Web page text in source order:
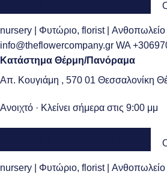
nursery | Φυτώριο, florist | Ανθοπωλείο
info@theflowercompany.gr WA
Κατάστημα Θέρμη/Πανόραμα
Απ. Κουγιάμη , 570 01 Θεσσαλονίκη
Ανοιχτό · Κλείνει σήμερα στις 9:00 μμ
nursery | Φυτώριο, florist | Ανθοπωλείο